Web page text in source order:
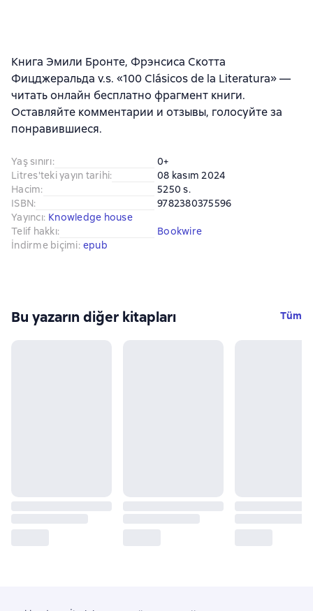
Книга Эмили Бронте, Фрэнсиса Скотта
Фицджеральда v.s. «100 Clásicos de la Literatura» —
читать онлайн бесплатно фрагмент книги.
Оставляйте комментарии и отзывы, голосуйте за
понравившиеся.
Yaş sınırı:
0+
Litres'teki yayın tarihi:
08 kasım 2024
Hacim:
5250 s.
ISBN:
9782380375596
Yayıncı: Knowledge house
Telif hakkı:
Bookwire
İndirme biçimi: epub
Bu yazarın diğer kitapları Tüm